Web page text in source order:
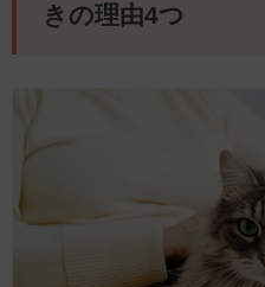
きの理由4つ